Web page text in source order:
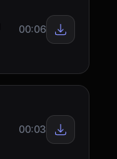
00:06
00:03